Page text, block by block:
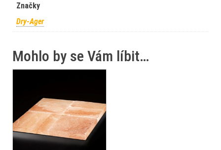
Značky
Dry-Ager
Mohlo by se Vám líbit…